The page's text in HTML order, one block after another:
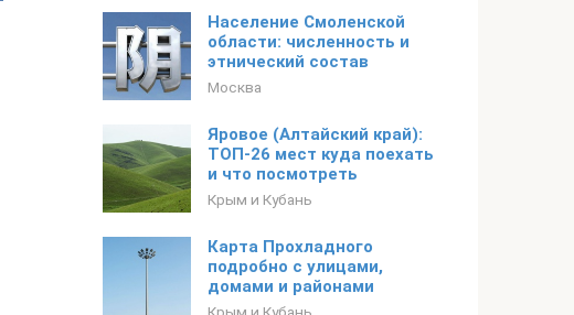
Население Смоленской
области: численность и
этнический состав
Москва
Яровое (Алтайский край):
ТОП-26 мест куда поехать
и что посмотреть
Крым и Кубань
Карта Прохладного
подробно с улицами,
домами и районами